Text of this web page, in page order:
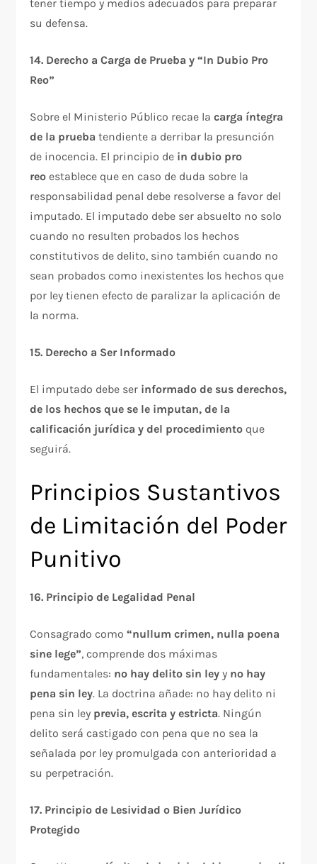
tener tiempo y medios adecuados para preparar
su defensa.​
14. Derecho a Carga de Prueba y “In Dubio Pro
Reo”
Sobre el Ministerio Público recae lacarga íntegra
de la prueba tendiente a derribar la presunción
de inocencia. El principio de in dubio pro
reo establece que en caso de duda sobre la
responsabilidad penal debe resolverse a favor del
imputado. El imputado debe ser absuelto no solo
cuando no resulten probados los hechos
constitutivos de delito, sino también cuando no
sean probados como inexistentes los hechos que
por ley tienen efecto de paralizar la aplicación de
la norma.​
15. Derecho a Ser Informado
El imputado debe ser informado de sus derechos,
de los hechos que se le imputan, de la
calificación jurídica y del procedimiento que
seguirá.​
Principios Sustantivos
de Limitación del Poder
Punitivo
16. Principio de Legalidad Penal
Consagrado como“nullum crimen, nulla poena
sine lege”, comprende dos máximas
fundamentales: no hay delito sin ley y no hay
pena sin ley. La doctrina añade: no hay delito ni
pena sin ley previa, escrita y estricta. Ningún
delito será castigado con pena que no sea la
señalada por ley promulgada con anterioridad a
su perpetración.​
17. Principio de Lesividad o Bien Jurídico
Protegido